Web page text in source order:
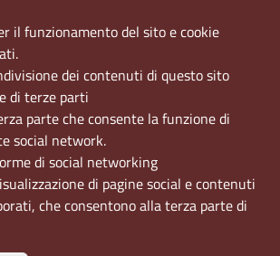
alle ore 11.00
Accesso riservato
il funzionamento del sito e cookie
dei contenuti di questo sito
di terze parti
parte che consente la funzione di
social network.
di social networking
di pagine social e contenuti
che consentono alla terza parte di